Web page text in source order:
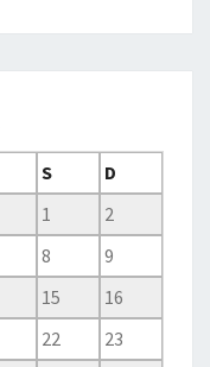
S
D
1
2
8
9
15
16
22
23